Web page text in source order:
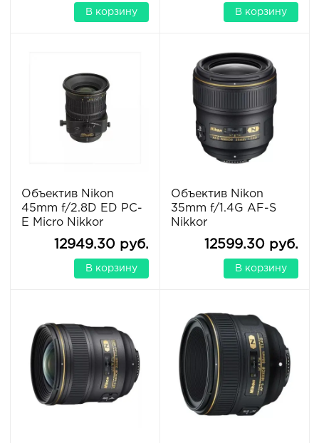
В корзину В корзину
Объектив Nikon
45mm f/2.8D ED PC-
E Micro Nikkor
12949.30 руб.
В корзину
Объектив Nikon
35mm f/1.4G AF-S
Nikkor
12599.30 руб.
В корзину